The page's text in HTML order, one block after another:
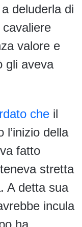
deluderla di
valore e
gli aveva
che il
l’inizio della
fatto
stretta
A detta sua
incula